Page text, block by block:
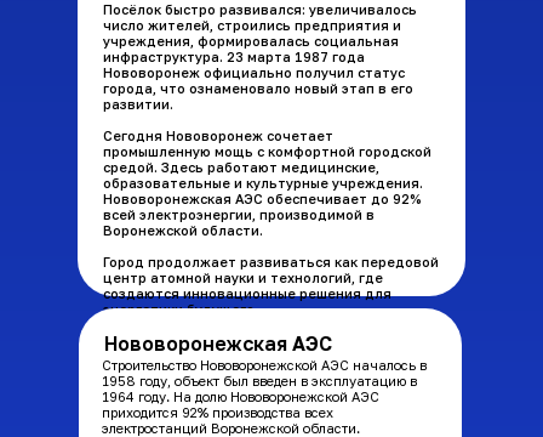
Посёлок быстро развивался: увеличивалось
число жителей, строились предприятия и
учреждения, формировалась социальная
инфраструктура. 23 марта 1987 года
Нововоронеж официально получил статус
города, что ознаменовало новый этап в его
развитии.
Сегодня Нововоронеж сочетает
промышленную мощь с комфортной городской
средой. Здесь работают медицинские,
образовательные и культурные учреждения.
Нововоронежская АЭС обеспечивает до 92%
всей электроэнергии, производимой в
Воронежской области.
Город продолжает развиваться как передовой
центр атомной науки и технологий, где
создаются инновационные решения для
энергетики будущего.
Нововоронежская АЭС
Строительство Нововоронежской АЭС началось в
1958 году, объект был введен в эксплуатацию в
1964 году. На долю Нововоронежской АЭС
приходится 92% производства всех
электростанций Воронежской области.